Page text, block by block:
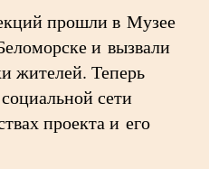
прошли в Музее
и вызвали
жителей. Теперь
сети
проекта и его